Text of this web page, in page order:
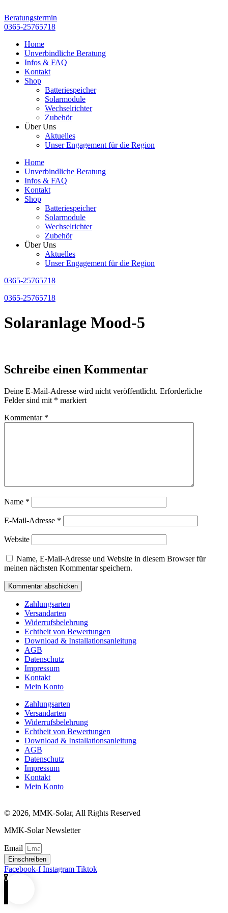
Inhalt
springen
Beratungstermin
0365-25765718
Home
Unverbindliche Beratung
Infos & FAQ
Kontakt
Shop
Batteriespeicher
Solarmodule
Wechselrichter
Zubehör
Über Uns
Aktuelles
Unser Engagement für die Region
Home
Unverbindliche Beratung
Infos & FAQ
Kontakt
Shop
Batteriespeicher
Solarmodule
Wechselrichter
Zubehör
Über Uns
Aktuelles
Unser Engagement für die Region
0365-25765718
0365-25765718
Solaranlage Mood-5
Schreibe einen Kommentar
Deine E-Mail-Adresse wird nicht veröffentlicht. Erforderliche
Felder sind mit * markiert
Kommentar *
Name *
E-Mail-Adresse *
Website
Name, E-Mail-Adresse und Website in diesem Browser für
meinen nächsten Kommentar speichern.
Zahlungsarten
Versandarten
Widerrufsbelehrung
Echtheit von Bewertungen
Download & Installationsanleitung
AGB
Datenschutz
Impressum
Kontakt
Mein Konto
Zahlungsarten
Versandarten
Widerrufsbelehrung
Echtheit von Bewertungen
Download & Installationsanleitung
AGB
Datenschutz
Impressum
Kontakt
Mein Konto
© 2026, MMK-Solar, All Rights Reserved
MMK-Solar Newsletter
Email
Einschreiben
Facebook-f Instagram Tiktok
0